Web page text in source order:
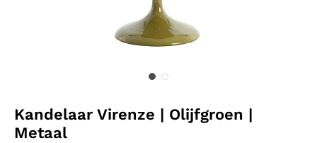
Kandelaar Virenze | Olijfgroen |
Metaal